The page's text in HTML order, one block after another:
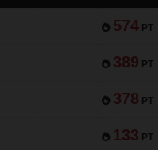
574 PT
389 PT
378 PT
133 PT